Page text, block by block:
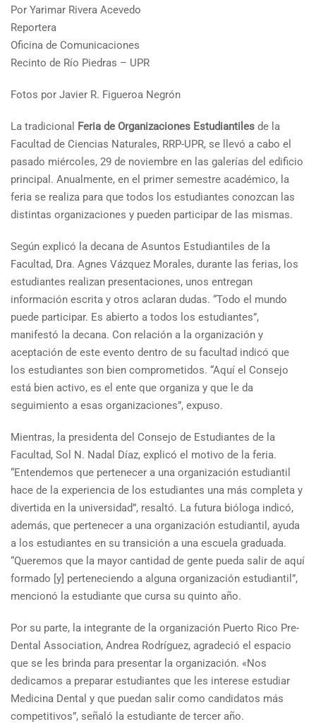
Por Yarimar Rivera Acevedo
Reportera
Oficina de Comunicaciones
Recinto de Río Piedras – UPR
Fotos por Javier R. Figueroa Negrón
La tradicional Feria de Organizaciones Estudiantiles de la
Facultad de Ciencias Naturales, RRP-UPR, se llevó a cabo el
pasado miércoles, 29 de noviembre en las galerías del edificio
principal. Anualmente, en el primer semestre académico, la
feria se realiza para que todos los estudiantes conozcan las
distintas organizaciones y pueden participar de las mismas.
Según explicó la decana de Asuntos Estudiantiles de la
Facultad, Dra. Agnes Vázquez Morales, durante las ferias, los
estudiantes realizan presentaciones, unos entregan
información escrita y otros aclaran dudas. “Todo el mundo
puede participar. Es abierto a todos los estudiantes”,
manifestó la decana. Con relación a la organización y
aceptación de este evento dentro de su facultad indicó que
los estudiantes son bien comprometidos. “Aquí el Consejo
está bien activo, es el ente que organiza y que le da
seguimiento a esas organizaciones”, expuso.
Mientras, la presidenta del Consejo de Estudiantes de la
Facultad, Sol N. Nadal Díaz, explicó el motivo de la feria.
“Entendemos que pertenecer a una organización estudiantil
hace de la experiencia de los estudiantes una más completa y
divertida en la universidad”, resaltó. La futura bióloga indicó,
además, que pertenecer a una organización estudiantil, ayuda
a los estudiantes en su transición a una escuela graduada.
“Queremos que la mayor cantidad de gente pueda salir de aquí
formado [y] perteneciendo a alguna organización estudiantil”,
mencionó la estudiante que cursa su quinto año.
Por su parte, la integrante de la organización Puerto Rico Pre-
Dental Association, Andrea Rodríguez, agradeció el espacio
que se les brinda para presentar la organización. «Nos
dedicamos a preparar estudiantes que les interese estudiar
Medicina Dental y que puedan salir como candidatos más
competitivos”, señaló la estudiante de tercer año.